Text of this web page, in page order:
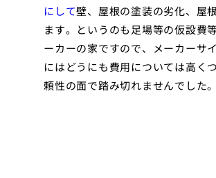
にして壁、屋根の塗装の劣化、屋
ます。というのも足場等の仮設費
ーカーの家ですので、メーカーサ
にはどうにも費用については高く
頼性の面で踏み切れませんでした